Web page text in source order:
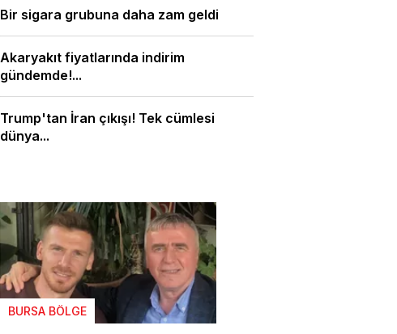
Bir sigara grubuna daha zam geldi
Akaryakıt fiyatlarında indirim
gündemde!...
Trump'tan İran çıkışı! Tek cümlesi
dünya...
BURSA BÖLGE